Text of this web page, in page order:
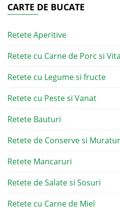
CARTE DE BUCATE
Retete Aperitive
Retete cu Carne de Porc si Vita
Retete cu Legume si fructe
Retete cu Peste si Vanat
Retete Bauturi
Retete de Conserve si
Retete Mancaruri
Retete de Salate si Sosuri
Retete cu Carne de Miel